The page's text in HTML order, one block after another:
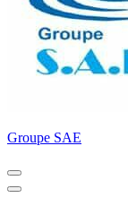
Groupe SAE
Menu
de
Menu